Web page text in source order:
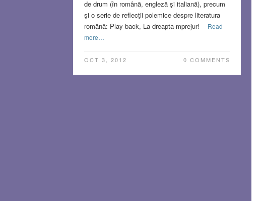
de drum (în română, engleză şi italiană), precum
şi o serie de reflecţii polemice despre literatura
română: Play back, La dreapta-mprejur!
Read
more…
OCT 3, 2012 0 COMMENTS